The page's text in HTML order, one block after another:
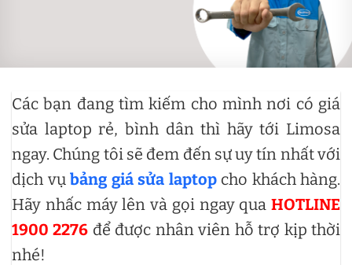
Các bạn đang tìm kiếm cho mình nơi có giá
sửa laptop rẻ, bình dân thì hãy tới Limosa
ngay. Chúng tôi sẽ đem đến sự uy tín nhất với
dịch vụ bảng giá sửa laptopcho khách hàng.
Hãy nhấc máy lên và gọi ngay qua HOTLINE
1900 2276 để được nhân viên hỗ trợ kịp thời
nhé!